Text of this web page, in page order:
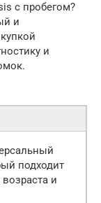
с пробегом?
и
и
подходит
и